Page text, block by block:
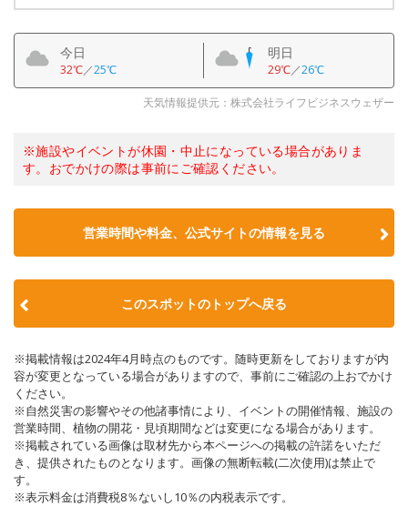
今日
32℃／25℃
明日
29℃／26℃
天気情報提供元：株式会社ライフビジネスウェザー
※施設やイベントが休園・中止になっている場合がありま
す。おでかけの際は事前にご確認ください。
営業時間や料金、公式サイトの情報を見る
このスポットのトップへ戻る
※掲載情報は2024年4月時点のものです。随時更新をしておりますが内
容が変更となっている場合がありますので、事前にご確認の上おでかけ
ください。
※自然災害の影響やその他諸事情により、イベントの開催情報、施設の
営業時間、植物の開花・見頃期間などは変更になる場合があります。
※掲載されている画像は取材先から本ページへの掲載の許諾をいただ
き、提供されたものとなります。画像の無断転載(二次使用)は禁止で
す。
※表示料金は消費税8％ないし10％の内税表示です。